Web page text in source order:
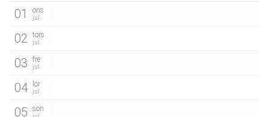
01 ons
jul.
02 tors
jul.
03 fre
jul.
04 lör
jul.
05 sön